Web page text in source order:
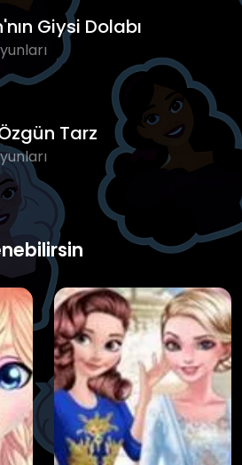
Giysi Dolabı
Tarz